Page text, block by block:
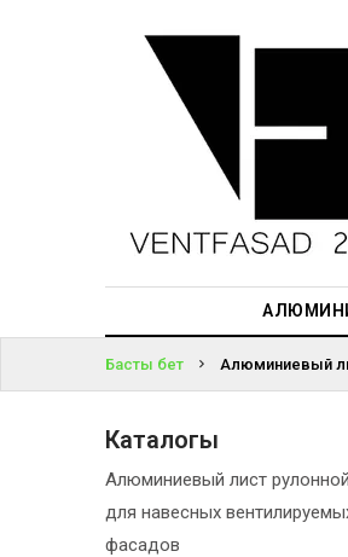
АЛЮМИНИЕВЫЙ
ПРОЕКТИРОВАНИЕ
КІРІҢІЗ
ПАРОЛЬДІ
БА?
Басты бет Алюминиевый
Каталогы
Алюминиевый лист
для навесных
фасадов